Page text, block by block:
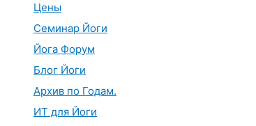
Цены
Семинар Йоги
Йога Форум
Блог Йоги
Архив по Годам.
ИТ для Йоги